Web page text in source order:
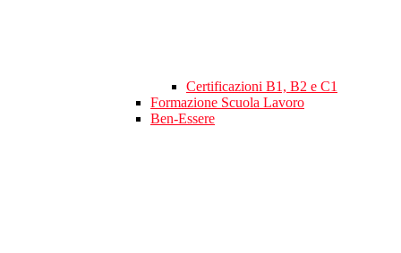
Certificazioni B1, B2 e C1
Formazione Scuola Lavoro
Ben-Essere